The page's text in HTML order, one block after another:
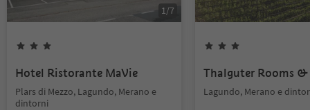
1/7
Hotel Ristorante MaVie
Plars di Mezzo, Lagundo, Merano e
dintorni
Thalguter Rooms
Lagundo, Merano e